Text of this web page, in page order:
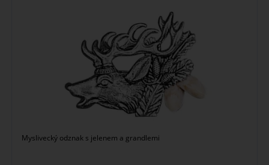
Myslivecký odznak s jelenem a grandlemi